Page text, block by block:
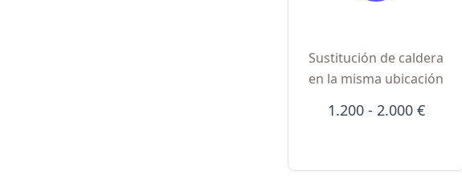
Sustitución de caldera
en la misma ubicación
1.200 - 2.000 €